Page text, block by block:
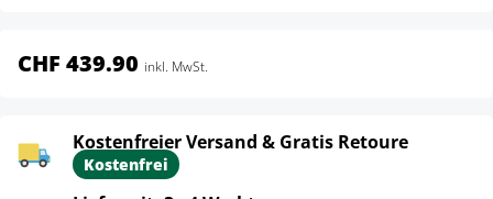
CHF 439.90 inkl. MwSt.
Kostenfreier Versand & Gratis Retoure
Kostenfrei